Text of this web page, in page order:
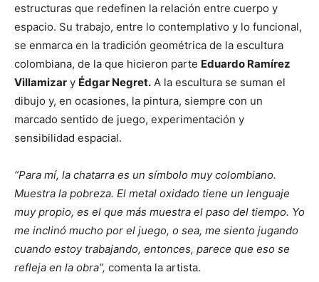
estructuras que redefinen la relación entre cuerpo y
espacio. Su trabajo, entre lo contemplativo y lo funcional,
se enmarca en la tradición geométrica de la escultura
colombiana, de la que hicieron parte Eduardo Ramírez
Villamizar y Édgar Negret. A la escultura se suman el
dibujo y, en ocasiones, la pintura, siempre con un
marcado sentido de juego, experimentación y
sensibilidad espacial.
“Para mí, la chatarra es un símbolo muy colombiano.
Muestra la pobreza. El metal oxidado tiene un lenguaje
muy propio, es el que más muestra el paso del tiempo. Yo
me inclinó mucho por el juego, o sea, me siento jugando
cuando estoy trabajando, entonces, parece que eso se
refleja en la obra”, comenta la artista.